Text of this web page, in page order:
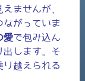
ませんが、
ながっていま
愛で包み込ん
出します。そ
り越えられる